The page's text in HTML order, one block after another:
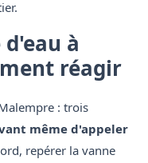
à
réagir
: trois
même d'appeler
repérer la vanne